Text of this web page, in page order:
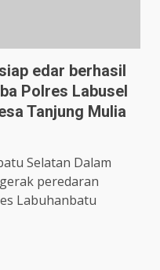
edar berhasil
Polres Labusel
Tanjung Mulia
Selatan Dalam
peredaran
Labuhanbatu